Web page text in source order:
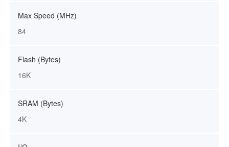
Max Speed (MHz)
84
Flash (Bytes)
16K
SRAM (Bytes)
4K